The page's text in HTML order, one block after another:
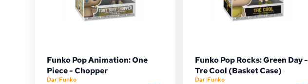
Funko Pop Animation: One
Piece - Chopper
Dar|Funko
Funko Pop Rocks: Green Day -
Tre Cool (Basket Case)
Dar|Funko